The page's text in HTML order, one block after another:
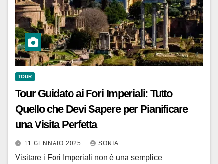
TOUR
Tour Guidato ai Fori Imperiali: Tutto
Quello che Devi Sapere per Pianificare
una Visita Perfetta
11 GENNAIO 2025 SONIA
Visitare i Fori Imperiali non è una semplice